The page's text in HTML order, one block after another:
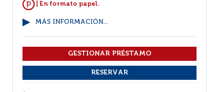
| En formato papel.
MÁS INFORMACIÓN...